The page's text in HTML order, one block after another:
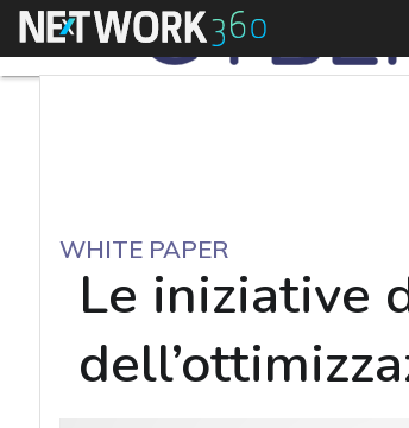
Menu
WHITE PAPER
Le iniziative